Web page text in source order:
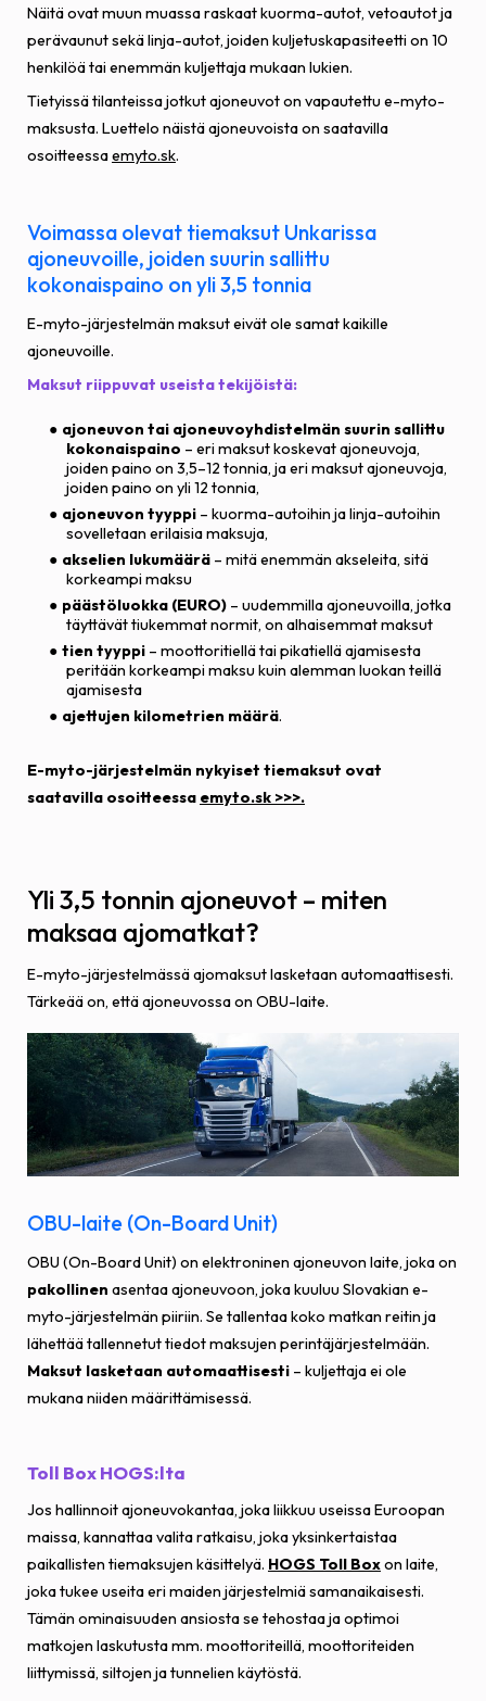
Näitä ovat muun muassa raskaat kuorma-autot, vetoautot ja
perävaunut sekä linja-autot, joiden kuljetuskapasiteetti on 10
henkilöä tai enemmän kuljettaja mukaan lukien.
Tietyissä tilanteissa jotkut ajoneuvot on vapautettu e-myto-
maksusta. Luettelo näistä ajoneuvoista on saatavilla
osoitteessaemyto.sk.
Voimassa olevat tiemaksut Unkarissa
ajoneuvoille, joiden suurin sallittu
kokonaispaino on yli 3,5 tonnia
E-myto-järjestelmän maksut eivät ole samat kaikille
ajoneuvoille.
Maksut riippuvat useista tekijöistä:
ajoneuvon tai ajoneuvoyhdistelmän suurin sallittu
kokonaispaino – eri maksut koskevat ajoneuvoja,
joiden paino on 3,5–12 tonnia, ja eri maksut ajoneuvoja,
joiden paino on yli 12 tonnia,
ajoneuvon tyyppi – kuorma-autoihin ja linja-autoihin
sovelletaan erilaisia maksuja,
akselien lukumäärä – mitä enemmän akseleita, sitä
korkeampi maksu
päästöluokka (EURO) – uudemmilla ajoneuvoilla, jotka
täyttävät tiukemmat normit, on alhaisemmat maksut
tien tyyppi – moottoritiellä tai pikatiellä ajamisesta
peritään korkeampi maksu kuin alemman luokan teillä
ajamisesta
ajettujen kilometrien määrä.
E-myto-järjestelmän nykyiset tiemaksut ovat
saatavilla osoitteessa emyto.sk >>>.
Yli 3,5 tonnin ajoneuvot – miten
maksaa ajomatkat?
E-myto-järjestelmässä ajomaksut lasketaan automaattisesti.
Tärkeää on, että ajoneuvossa on OBU-laite.
OBU-laite (On-Board Unit)
OBU (On-Board Unit) on elektroninen ajoneuvon laite, joka on
pakollinen asentaa ajoneuvoon, joka kuuluu Slovakian e-
myto-järjestelmän piiriin. Se tallentaa koko matkan reitin ja
lähettää tallennetut tiedot maksujen perintäjärjestelmään.
Maksut lasketaan automaattisesti – kuljettaja ei ole
mukana niiden määrittämisessä.
Toll Box HOGS:lta
Jos hallinnoit ajoneuvokantaa, joka liikkuu useissa Euroopan
maissa, kannattaa valita ratkaisu, joka yksinkertaistaa
paikallisten tiemaksujen käsittelyä. HOGS Toll Boxon laite,
joka tukee useita eri maiden järjestelmiä samanaikaisesti.
Tämän ominaisuuden ansiosta se tehostaa ja optimoi
matkojen laskutusta mm. moottoriteillä, moottoriteiden
liittymissä, siltojen ja tunnelien käytöstä.